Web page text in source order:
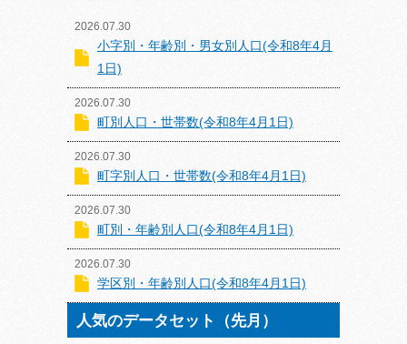
2026.07.30
小字別・年齢別・男女別人口(令和8年4月
1日)
2026.07.30
町別人口・世帯数(令和8年4月1日)
2026.07.30
町字別人口・世帯数(令和8年4月1日)
2026.07.30
町別・年齢別人口(令和8年4月1日)
2026.07.30
学区別・年齢別人口(令和8年4月1日)
人気のデータセット（先月）